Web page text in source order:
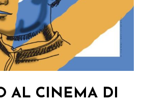
AL CINEMA DI